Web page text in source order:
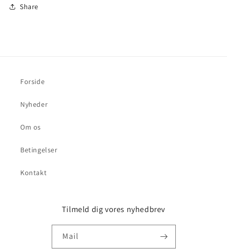
Share
Forside
Nyheder
Om os
Betingelser
Kontakt
Tilmeld dig vores nyhedbrev
Mail